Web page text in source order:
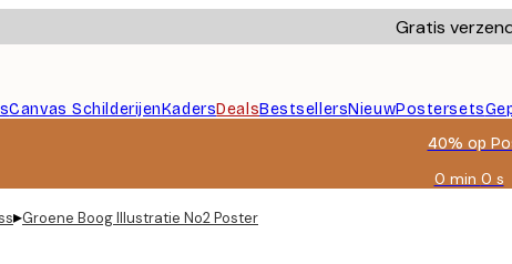
Gratis
Canvas SchilderijenKadersDealsBestsellersNieuwPostersets
40% op
0 min 0 s
▸Groene Boog Illustratie No2 Poster